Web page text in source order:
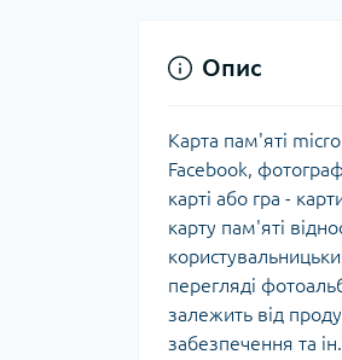
Опис
Карта пам'яті
Facebook,
карті або грa -
карту пам'яті
перегляді
залежить від
забезпечення та